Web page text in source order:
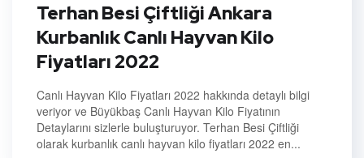
Terhan Besi Çiftliği Ankara
Kurbanlık Canlı Hayvan Kilo
Fiyatları 2022
Canlı Hayvan Kilo Fiyatları 2022 hakkında detaylı bilgi
veriyor ve Büyükbaş Canlı Hayvan Kilo Fiyatının
Detaylarını sizlerle buluşturuyor. Terhan Besi Çiftliği
olarak kurbanlık canlı hayvan kilo fiyatları 2022 en...